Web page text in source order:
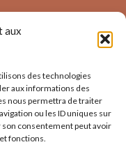
aux
des technologies
aux informations des
nous permettra de traiter
ou les ID uniques sur
son consentement peut avoir
fonctions.